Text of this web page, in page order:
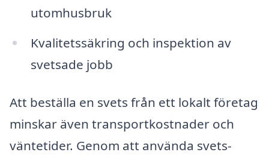
utomhusbruk
Kvalitetssäkring och inspektion av
svetsade jobb
Att beställa en svets från ett lokalt företag
minskar även transportkostnader och
väntetider. Genom att använda svets-